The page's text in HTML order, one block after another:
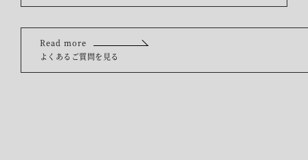
Read more
よくあるご質問を見る